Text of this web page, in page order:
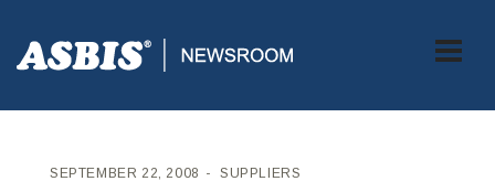
ASBIS CROATIA>SUPPLIERS> AMD FUSION – NOVI AMD LOGO
SEPTEMBER 22, 2008 SUPPLIERS